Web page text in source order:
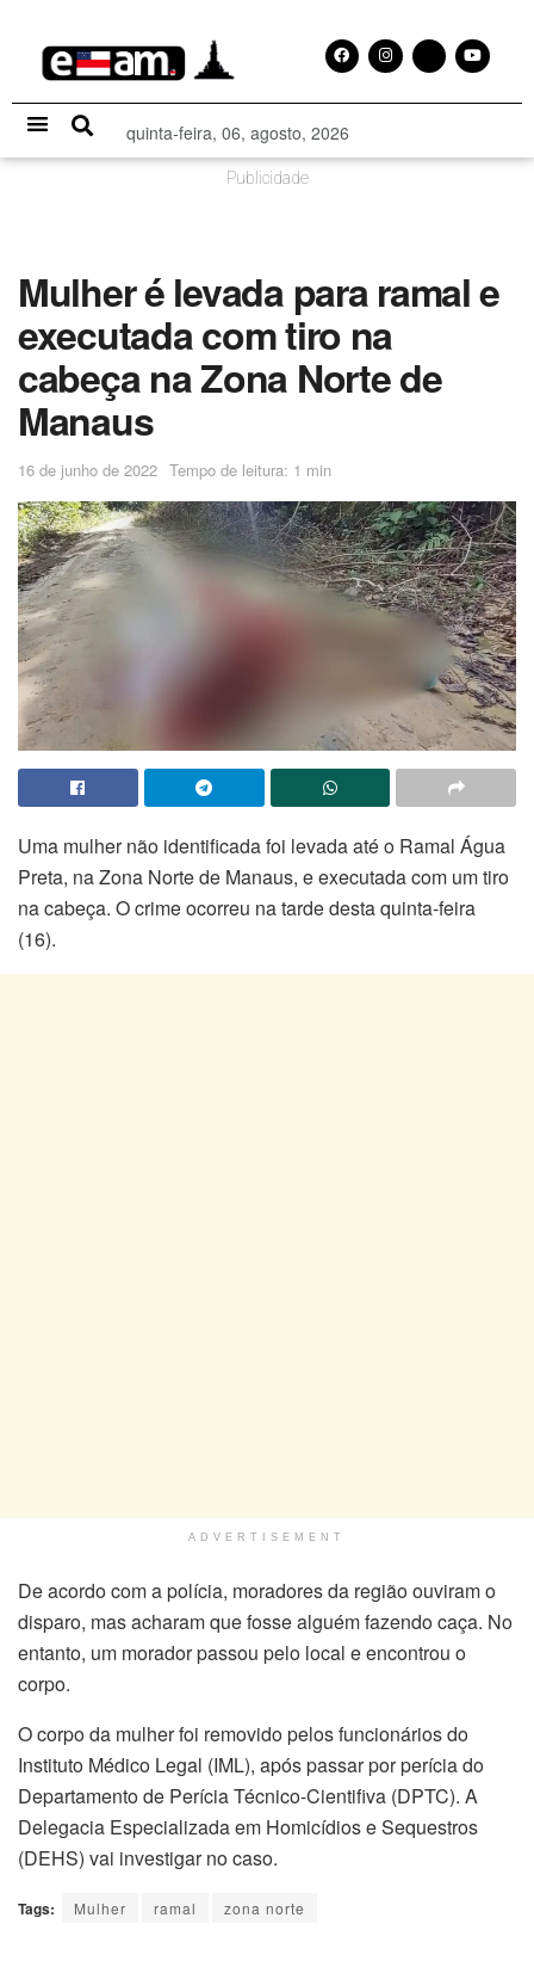
quinta-feira, 06, agosto, 2026
Publicidade
Mulher é levada para ramal e
executada com tiro na
cabeça na Zona Norte de
Manaus
16 de junho de 2022 Tempo de leitura: 1 min
Uma mulher não identificada foi levada até o Ramal Água
Preta, na Zona Norte de Manaus, e executada com um tiro
na cabeça. O crime ocorreu na tarde desta quinta-feira
(16).
ADVERTISEMENT
De acordo com a polícia, moradores da região ouviram o
disparo, mas acharam que fosse alguém fazendo caça. No
entanto, um morador passou pelo local e encontrou o
corpo.
O corpo da mulher foi removido pelos funcionários do
Instituto Médico Legal (IML), após passar por perícia do
Departamento de Perícia Técnico-Cientifiva (DPTC). A
Delegacia Especializada em Homicídios e Sequestros
(DEHS) vai investigar no caso.
Tags: Mulher ramal zona norte